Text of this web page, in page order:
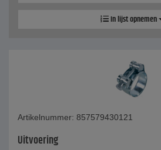
In lijst opnemen
Artikelnummer: 857579430121
Uitvoering